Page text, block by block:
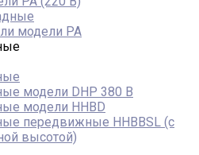
модели РА
модели DHP 380 В
модели HHBD
передвижные HHBBSL (с
высотой)